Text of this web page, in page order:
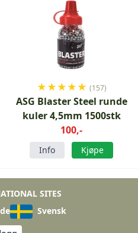
★★★★★ (157)
ASG Blaster Steel runde
kuler 4,5mm 1500stk
100,-
Info Kjøpe
SITES
Svensk